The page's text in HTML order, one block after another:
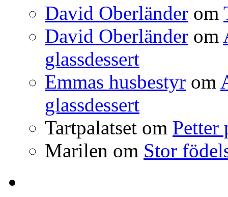
David Oberländer om
David Oberländer om
glassdessert
Emmas husbestyr om
glassdessert
Tartpalatset om Petter
Marilen om Stor